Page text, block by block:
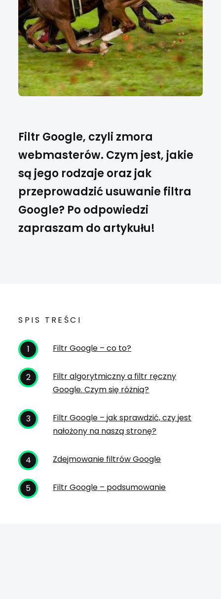
Filtr Google, czyli zmora
webmasterów. Czym jest, jakie
są jego rodzaje oraz jak
przeprowadzić usuwanie filtra
Google? Po odpowiedzi
zapraszam do artykułu!
SPIS TREŚCI
Filtr Google – co to?
Filtr algorytmiczny a filtr ręczny
Google. Czym się różnią?
Filtr Google – jak sprawdzić, czy jest
nałożony na naszą stronę?
Zdejmowanie filtrów Google
Filtr Google – podsumowanie